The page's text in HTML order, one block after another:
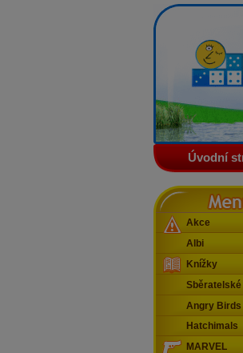
Domino
Úvodní
Akce
Albi
Knížky
Angry Birds
Hatchimals
MARVEL